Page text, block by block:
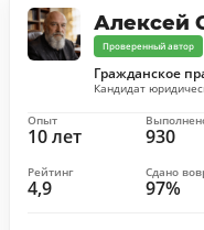
Алексей
Проверенный автор
Гражданское
Кандидат
10 лет
Опыт
930
4,9
Рейтинг
97%
Сдано